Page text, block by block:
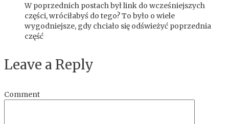
W poprzednich postach był link do wcześniejszych
części, wróciłabyś do tego? To było o wiele
wygodniejsze, gdy chciało się odświeżyć poprzednia
część
Leave a Reply
Comment